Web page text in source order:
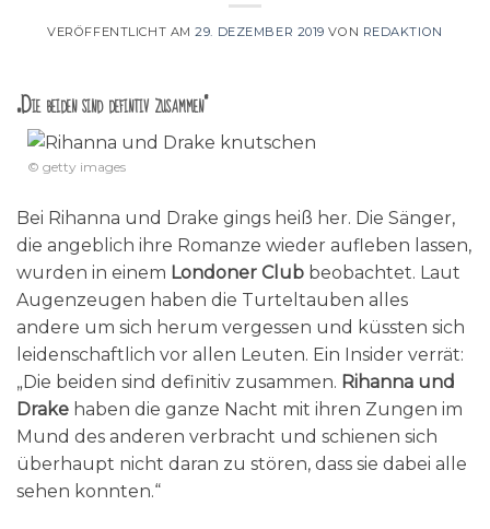
VERÖFFENTLICHT AM29. DEZEMBER 2019 VON REDAKTION
„Die beiden sind defintiv zusammen“
© getty images
Bei Rihanna und Drake gings heiß her. Die Sänger,
die angeblich ihre Romanze wieder aufleben lassen,
wurden in einem Londoner Club beobachtet. Laut
Augenzeugen haben die Turteltauben alles
andere um sich herum vergessen und küssten sich
leidenschaftlich vor allen Leuten. Ein Insider verrät:
„Die beiden sind definitiv zusammen. Rihanna und
Drake haben die ganze Nacht mit ihren Zungen im
Mund des anderen verbracht und schienen sich
überhaupt nicht daran zu stören, dass sie dabei alle
sehen konnten.“